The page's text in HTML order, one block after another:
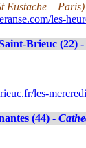
Eustache – Paris)
les-
Brieuc (22) -
les-
(44) -